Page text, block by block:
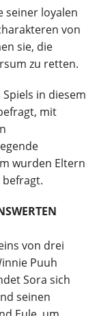
seiner loyalen
von
sie, die
zu retten.
in diesem
mit
wurden Eltern
von drei
Puuh
Sora sich
seinen